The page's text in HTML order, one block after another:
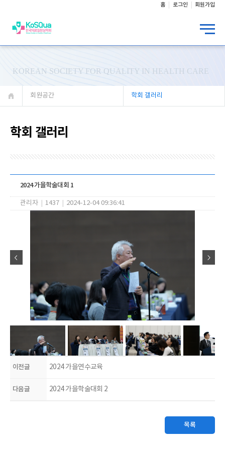
홈 로그인 회원가입
KOREAN SOCIETY FOR QUALITY IN HEALTH CARE
회원공간 학회 갤러리
학회 갤러리
2024 가을학술대회 1
관리자 1437 2024-12-04 09:36:41
이전글 2024 가을연수교육
다음글 2024 가을학술대회 2
목록